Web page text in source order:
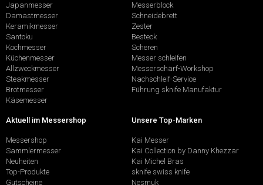
Japanmesser
Damastmesser
Keramikmesser
Santoku
Kochmesser
Küchenmesser
Allzweckmesser
Steakmesser
Brotmesser
Käsemesser
Messerblock
Schneidebrett
Zester
Besteck
Scheren
Messer schleifen
Messerschärf-Workshop
Nachschleif-Service
Führung sknife Manufaktur
Aktuell im Messershop
Messershop
Sammlermesser
Neuheiten
Top-Produkte
Gutscheine
Unsere Top-Marken
Kai Messer
Kai Collection by Danny Khezzar
Kai Michel Bras
sknife swiss knife
Nesmuk